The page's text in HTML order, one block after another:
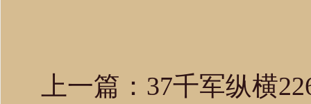
上一篇： 37千军纵横